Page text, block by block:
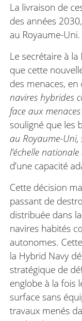
La livraison de
des années
au Royaume-Uni.
Le secrétaire à la
que cette
des menaces,
navires hybrides
face aux
souligné que les
au Royaume-Uni,
l’échelle nationale
d’une capacité
Cette décision
passant de
distribuée dans
navires habités
autonomes.
la Hybrid Navy
stratégique de
englobe à la fois
surface sans
travaux menés